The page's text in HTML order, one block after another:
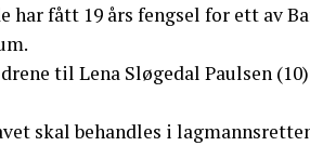
har fått 19 års fengsel for ett av
til Lena Sløgedal Paulsen
skal behandles i